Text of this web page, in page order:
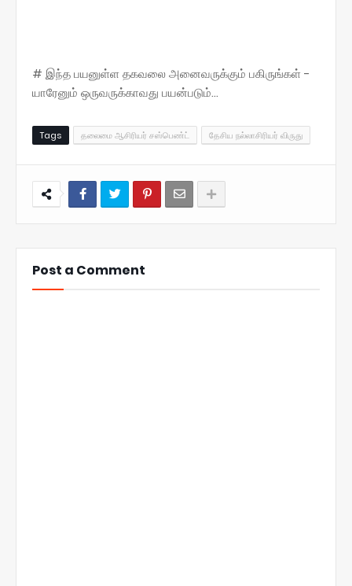
# இந்த பயனுள்ள தகவலை அனைவருக்கும் பகிருங்கள் -
யாரேனும் ஒருவருக்காவது பயன்படும்...
Tags தலைமை ஆசிரியர் சஸ்பெண்ட் தேசிய நல்லாசிரியர் விருது
Post a Comment